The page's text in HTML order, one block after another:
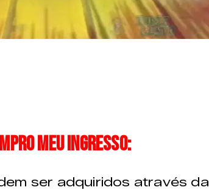
meu ingresso:
ser adquiridos através da